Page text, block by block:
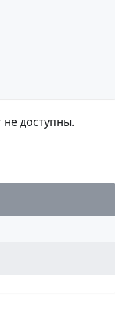
не доступны.